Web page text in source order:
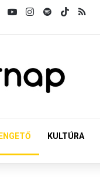
YouTubeInstagram
SpotifyTikTok
KULTÚRA